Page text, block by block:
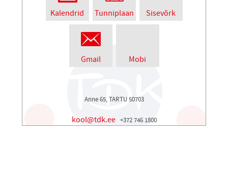
Kalendrid Tunniplaan Sisevõrk
Gmail Mobi
Anne 65, TARTU 50703
kool@tdk.ee +372 746 1800